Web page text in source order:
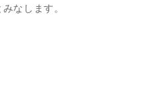
なします。